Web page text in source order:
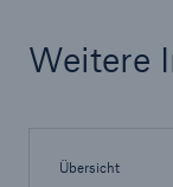
Weitere
Übersicht